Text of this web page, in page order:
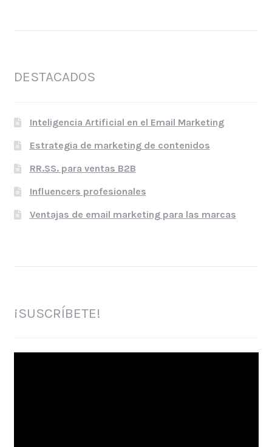
DESTACADOS
Inteligencia Artificial en el Email Marketing
Estrategia de marketing de contenidos
RR.SS. para ventas B2B
Influencers profesionales
Ventajas de email marketing para las marcas
¡SUSCRÍBETE!